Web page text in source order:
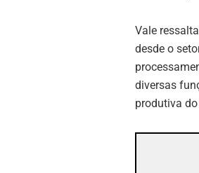
Vale
desde o
diversas
produtiva do